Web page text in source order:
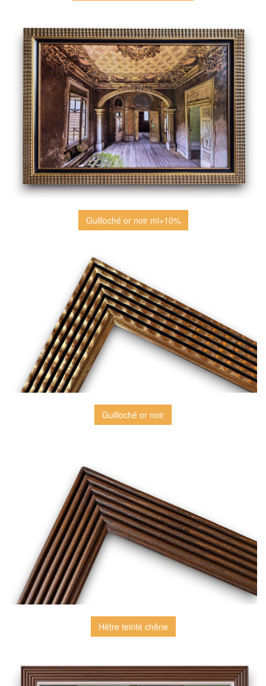
Guilloché or noir ml+10%
Guilloché or noir
Hêtre teinté chêne